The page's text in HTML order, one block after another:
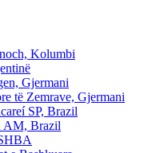
Kolumbi
Gjermani
të Zemrave, Gjermani
SP, Brazil
AM, Brazil